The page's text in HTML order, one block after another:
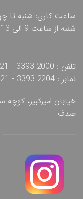
شنبه از ساعت 9 الی 13
تلفن : 2000 3393 - 021
نمابر : 2204 3393 - 021
خیابان امیرکبیر،
صدف